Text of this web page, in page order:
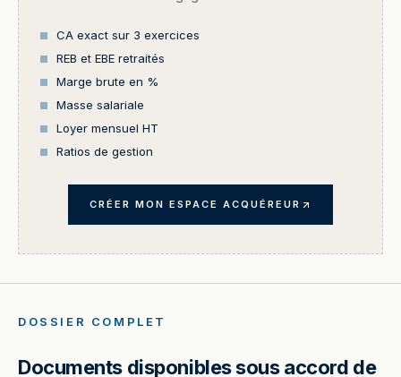
CA exact sur 3 exercices
REB et EBE retraités
Marge brute en %
Masse salariale
Loyer mensuel HT
Ratios de gestion
CRÉER MON ESPACE ACQUÉREUR
DOSSIER COMPLET
Documents disponibles sous accord de